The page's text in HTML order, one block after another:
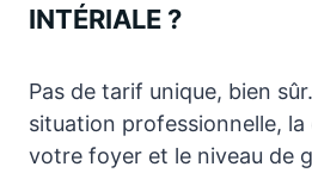
INTÉRIALE ?
Pas de tarif unique, bien
situation professionnelle,
votre foyer et le niveau de